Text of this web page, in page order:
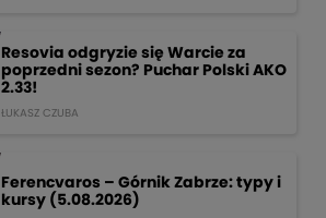
Resovia odgryzie się Warcie za
poprzedni sezon? Puchar Polski AKO
2.33!
ŁUKASZ CZUBA
Ferencvaros – Górnik Zabrze: typy i
kursy (5.08.2026)